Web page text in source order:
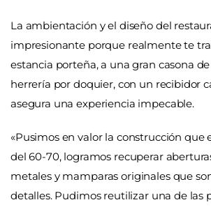
La ambientación y el diseño del
impresionante porque realmente te
estancia porteña, a una gran casona
herrería por doquier, con un recibidor
asegura una experiencia impecable.
«Pusimos en valor la construcción que
del 60-70, logramos recuperar
metales y mamparas originales que
detalles. Pudimos reutilizar una de las